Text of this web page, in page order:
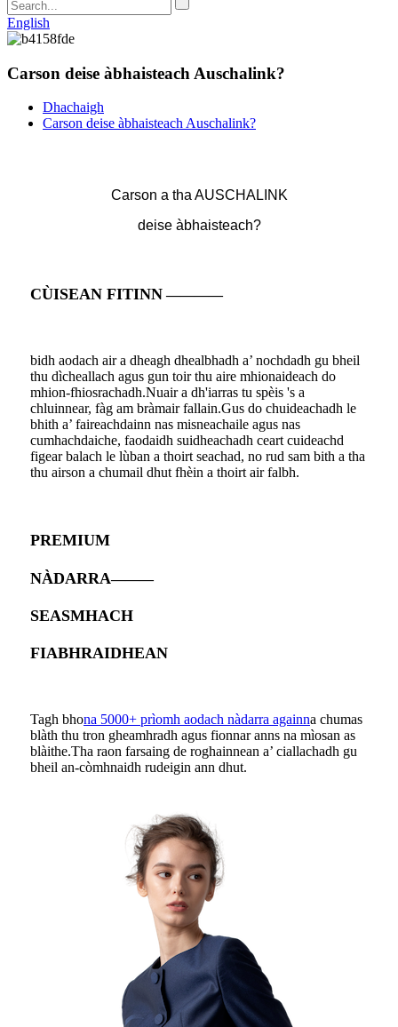
English
Carson deise àbhaisteach Auschalink?
Dhachaigh
Carson deise àbhaisteach Auschalink?
Carson a tha AUSCHALINK
deise àbhaisteach?
CÙISEAN FITINN ————
bidh aodach air a dheagh dhealbhadh a’ nochdadh gu bheil
thu dìcheallach agus gun toir thu aire mhionaideach do
mhion-fhiosrachadh.Nuair a dh'iarras tu spèis 's a
chluinnear, fàg am bràmair fallain.Gus do chuideachadh le
bhith a’ faireachdainn nas misneachaile agus nas
cumhachdaiche, faodaidh suidheachadh ceart cuideachd
figear balach le lùban a thoirt seachad, no rud sam bith a tha
thu airson a chumail dhut fhèin a thoirt air falbh.
PREMIUM
NÀDARRA———
SEASMHACH
FIABHRAIDHEAN
Tagh bhona 5000+ prìomh aodach nàdarra againna chumas
blàth thu tron ​​gheamhradh agus fionnar anns na mìosan as
blàithe.Tha raon farsaing de roghainnean a’ ciallachadh gu
bheil an-còmhnaidh rudeigin ann dhut.